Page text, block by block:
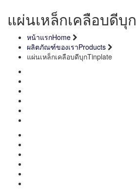
แผ่นเหล็กเคลือบดีบุก
หน้าแรกHome
ผลิตภัณฑ์ของเราProducts
แผ่นเหล็กเคลือบดีบุกTinplate